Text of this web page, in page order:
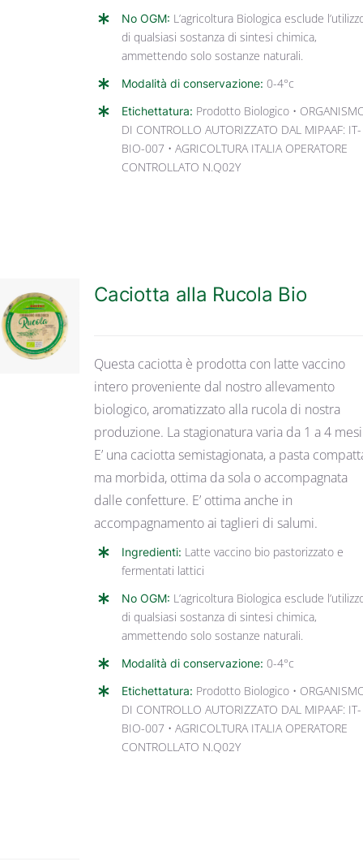
No OGM: L’agricoltura Biologica esclude
di qualsiasi sostanza di sintesi chimica,
ammettendo solo sostanze naturali.
Modalità di conservazione: 0-4°c
Etichettatura: Prodotto Biologico •
DI CONTROLLO AUTORIZZATO DAL MIPAAF: IT-
BIO-007 • AGRICOLTURA ITALIA OPERATORE
CONTROLLATO N.Q02Y
DETTAGLI
Caciotta alla Rucola Bio
Questa caciotta è prodotta con latte vaccino
intero proveniente dal nostro allevamento
biologico, aromatizzato alla rucola di nostra
produzione. La stagionatura varia da 1 a 4
E’ una caciotta semistagionata, a pasta
ma morbida, ottima da sola o accompagnata
dalle confetture. E’ ottima anche in
accompagnamento ai taglieri di salumi.
Ingredienti: Latte vaccino bio pastorizzato e
fermentati lattici
No OGM: L’agricoltura Biologica esclude
di qualsiasi sostanza di sintesi chimica,
ammettendo solo sostanze naturali.
Modalità di conservazione: 0-4°c
Etichettatura: Prodotto Biologico •
DI CONTROLLO AUTORIZZATO DAL MIPAAF: IT-
BIO-007 • AGRICOLTURA ITALIA OPERATORE
CONTROLLATO N.Q02Y